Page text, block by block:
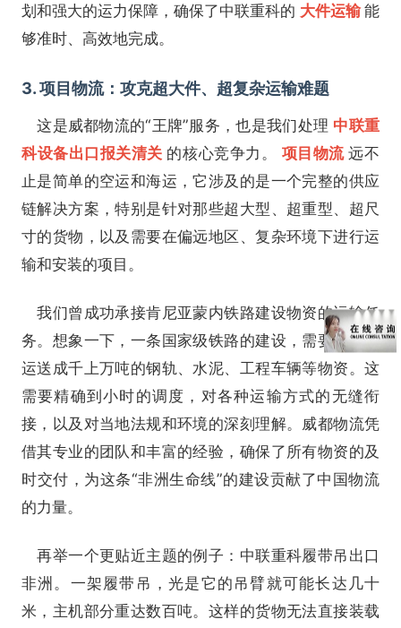
划和强大的运力保障，确保了中联重科的 大件运输能
够准时、高效地完成。
3. 项目物流：攻克超大件、超复杂运输难题
这是威都物流的“王牌”服务，也是我们处理 中联重
科设备出口报关清关 的核心竞争力。 项目物流远不
止是简单的空运和海运，它涉及的是一个完整的供应
链解决方案，特别是针对那些超大型、超重型、超尺
寸的货物，以及需要在偏远地区、复杂环境下进行运
输和安装的项目。
我们曾成功承接肯尼亚蒙内铁路建设物资的运输任
务。想象一下，一条国家级铁路的建设，需要从中国
运送成千上万吨的钢轨、水泥、工程车辆等物资。这
需要精确到小时的调度，对各种运输方式的无缝衔
接，以及对当地法规和环境的深刻理解。威都物流凭
借其专业的团队和丰富的经验，确保了所有物资的及
时交付，为这条“非洲生命线”的建设贡献了中国物流
的力量。
再举一个更贴近主题的例子：中联重科履带吊出口
非洲。一架履带吊，光是它的吊臂就可能长达几十
米，主机部分重达数百吨。这样的货物无法直接装载